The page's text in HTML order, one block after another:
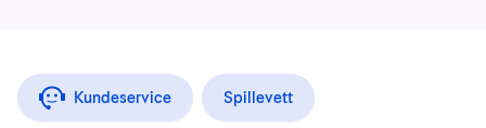
Kundeservice Spillevett